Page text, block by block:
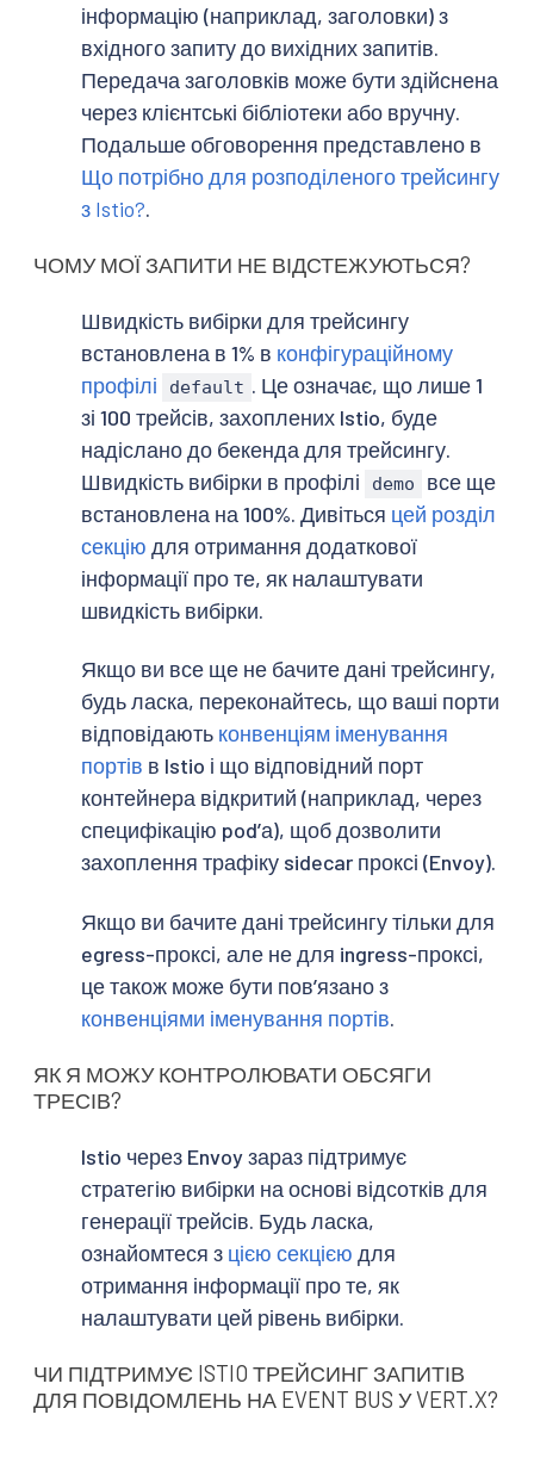
інформацію (наприклад, заголовки) з
вхідного запиту до вихідних запитів.
Передача заголовків може бути здійснена
через клієнтські бібліотеки або вручну.
Подальше обговорення представлено в
Що потрібно для розподіленого трейсингу
з Istio?.
ЧОМУ МОЇ ЗАПИТИ НЕ ВІДСТЕЖУЮТЬСЯ?
Швидкість вибірки для трейсингу
встановлена в 1% в конфігураційному
профілі
default . Це означає, що лише 1
зі 100 трейсів, захоплених Istio, буде
надіслано до бекенда для трейсингу.
Швидкість вибірки в профілі
demo
все ще
встановлена на 100%. Дивіться цей розділ
секцію для отримання додаткової
інформації про те, як налаштувати
швидкість вибірки.
Якщо ви все ще не бачите дані трейсингу,
будь ласка, переконайтесь, що ваші порти
відповідають конвенціям іменування
портів в Istio і що відповідний порт
контейнера відкритий (наприклад, через
специфікацію podʼа), щоб дозволити
захоплення трафіку sidecar проксі (Envoy).
Якщо ви бачите дані трейсингу тільки для
egress-проксі, але не для ingress-проксі,
це також може бути повʼязано з
конвенціями іменування портів.
ЯК Я МОЖУ КОНТРОЛЮВАТИ ОБСЯГИ
ТРЕСІВ?
Istio через Envoy зараз підтримує
стратегію вибірки на основі відсотків для
генерації трейсів. Будь ласка,
ознайомтеся з цією секцією для
отримання інформації про те, як
налаштувати цей рівень вибірки.
ЧИ ПІДТРИМУЄ ISTIO ТРЕЙСИНГ ЗАПИТІВ
ДЛЯ ПОВІДОМЛЕНЬ НА EVENT BUS У VERT.X?